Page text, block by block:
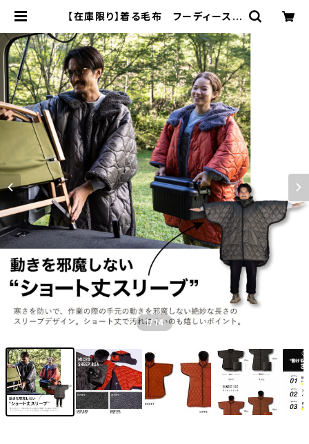
【在庫限り】着る毛布 フーディースリ
| 余白社
1/14